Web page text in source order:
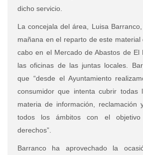
dicho servicio.
La concejala del área, Luisa
mañana en el reparto de este
cabo en el Mercado de Abastos de El
las oficinas de las juntas locales.
que “desde el Ayuntamiento
consumidor que intenta cubrir todas
materia de información, reclamación
todos los ámbitos con el
derechos”.
Barranco ha aprovechado la